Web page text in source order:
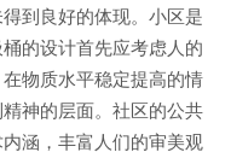
到良好的体现。小区是
的设计首先应考虑人的
物质水平稳定提高的情
神的层面。社区的公共
涵，丰富人们的审美观